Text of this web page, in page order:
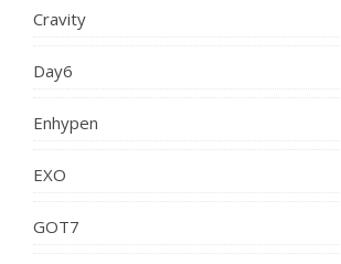
Cravity
Day6
Enhypen
EXO
GOT7